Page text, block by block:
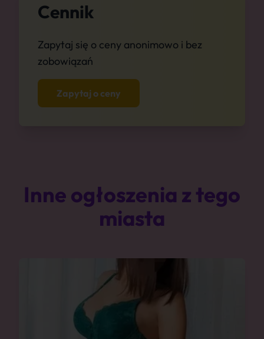
Cennik
Zapytaj się o ceny anonimowo i bez
zobowiązań
Zapytaj o ceny
Inne ogłoszenia z tego
miasta